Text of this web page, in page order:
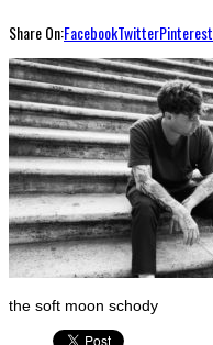
Share On:FacebookTwitterPinterest
the soft moon schody